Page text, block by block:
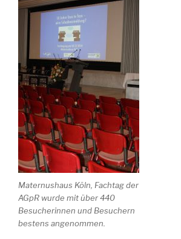
Maternushaus Köln, Fachtag der
AGpR wurde mit über 440
Besucherinnen und Besuchern
bestens angenommen.